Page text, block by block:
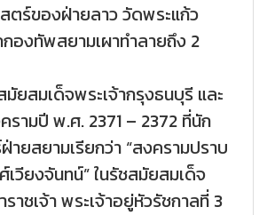
ตร์ของฝ่ายลาว วัดพระแก้ว
องทัพสยามเผาทำลายถึง 2
มัยสมเด็จพระเจ้ากรุงธนบุรี และ
รามปี พ.ศ. 2371 – 2372 ที่นัก
ายสยามเรียกว่า “สงครามปราบ
เวียงจันทน์” ในรัชสมัยสมเด็จ
าชเจ้า พระเจ้าอยู่หัวรัชกาลที่ 3